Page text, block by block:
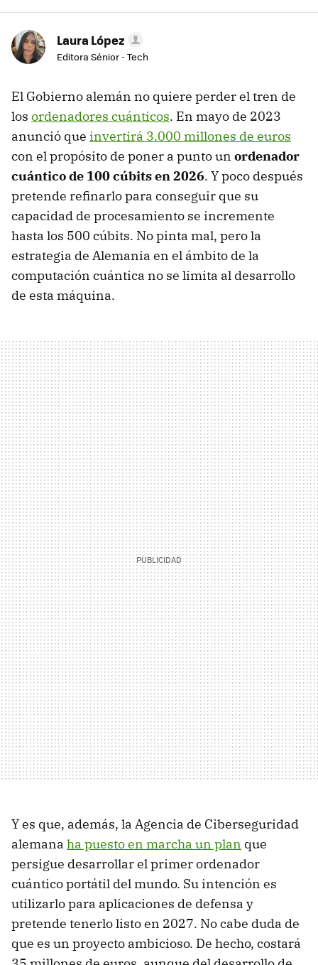
Laura López
Editora Sénior - Tech
El Gobierno alemán no quiere perder el tren de
los ordenadores cuánticos. En mayo de 2023
anunció que invertirá 3.000 millones de euros
con el propósito de poner a punto un ordenador
cuántico de 100 cúbits en 2026. Y poco después
pretende refinarlo para conseguir que su
capacidad de procesamiento se incremente
hasta los 500 cúbits. No pinta mal, pero la
estrategia de Alemania en el ámbito de la
computación cuántica no se limita al desarrollo
de esta máquina.
Y es que, además, la Agencia de Ciberseguridad
alemana ha puesto en marcha un plan que
persigue desarrollar el primer ordenador
cuántico portátil del mundo. Su intención es
utilizarlo para aplicaciones de defensa y
pretende tenerlo listo en 2027. No cabe duda de
que es un proyecto ambicioso. De hecho, costará